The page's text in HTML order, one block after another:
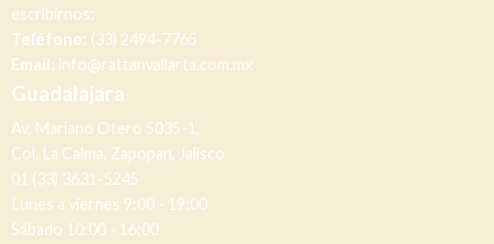
escribirnos:
Teléfono: (33) 2494-7765
Email: info@rattanvallarta.com.mx
Guadalajara
Av. Mariano Otero 5035-1,
Col. La Calma, Zapopan, Jalisco
01 (33) 3631-5245
Lunes a viernes 9:00 - 19:00
Sábado 10:00 - 16:00